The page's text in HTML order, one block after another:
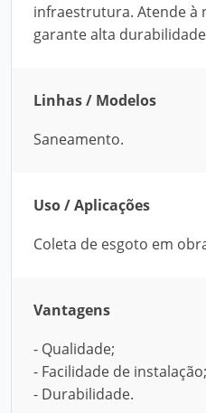
infraestrutura. Atende à
garante alta
Linhas / Modelos
Saneamento.
Uso / Aplicações
Coleta de esgoto em
Vantagens
- Qualidade;
- Facilidade de instalação;
- Durabilidade.